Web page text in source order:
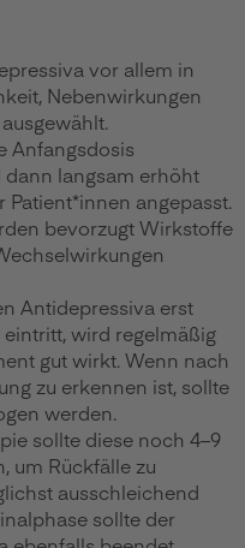
vor allem in
Nebenwirkungen
Anfangsdosis
langsam erhöht
angepasst.
bevorzugt Wirkstoffe
Antidepressiva erst
wird regelmäßig
gut wirkt. Wenn nach
zu erkennen ist, sollte
werden.
sollte diese noch 4–9
um Rückfälle zu
ausschleichend
sollte der